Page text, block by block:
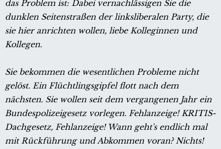
das Problem ist: Dabei vernachlässigen Sie die
dunklen Seitenstraßen der linksliberalen Party, die
sie hier anrichten wollen, liebe Kolleginnen und
Kollegen.
Sie bekommen die wesentlichen Probleme nicht
gelöst. Ein Flüchtlingsgipfel flott nach dem
nächsten. Sie wollen seit dem vergangenen Jahr ein
Bundespolizeigesetz vorlegen. Fehlanzeige! KRITIS-
Dachgesetz, Fehlanzeige! Wann geht's endlich mal
mit Rückführung und Abkommen voran? Nichts!